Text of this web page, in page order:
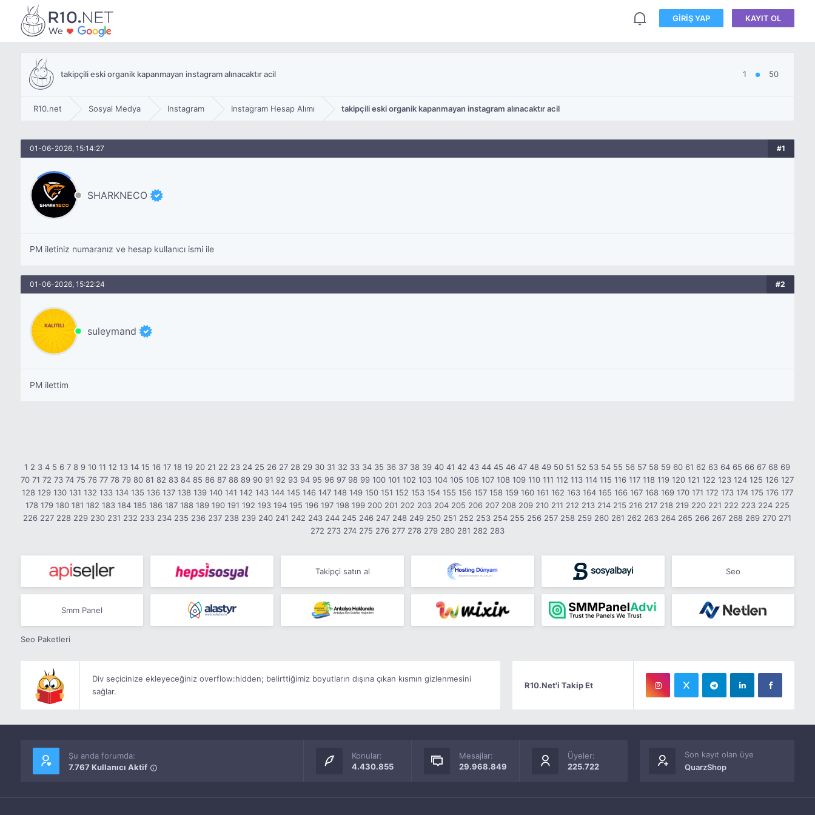
GIRIŞ YAP KAYIT OL
takipçili eski organik kapanmayan instagram alınacaktır acil 1 ● 50
R10.net Sosyal Medya Instagram Instagram Hesap Alımı takipçili eski organik kapanmayan instagram alınacaktır acil
01-06-2026, 15:14:27 #1
SHARKNECO
PM iletiniz numaranız ve hesap kullanıcı ismi ile
01-06-2026, 15:22:24 #2
suleymand
PM ilettim
1 2 3 4 5 6 7 8 9 10 11 12 13 14 15 16 17 18 19 20 21 22 23 24 25 26 27 28 29 30 31 32 33 34 35 36 37 38 39 40 41 42 43 44 45 46 47 48 49 50 51 52 53 54 55 56 57 58 59 60 61 62 63 64 65 66 67 68 69
70 71 72 73 74 75 76 77 78 79 80 81 82 83 84 85 86 87 88 89 90 91 92 93 94 95 96 97 98 99 100 101 102 103 104 105 106 107 108 109 110 111 112 113 114 115 116 117 118 119 120 121 122 123 124 125 126 127
128 129 130 131 132 133 134 135 136 137 138 139 140 141 142 143 144 145 146 147 148 149 150 151 152 153 154 155 156 157 158 159 160 161 162 163 164 165 166 167 168 169 170 171 172 173 174 175 176 177
178 179 180 181 182 183 184 185 186 187 188 189 190 191 192 193 194 195 196 197 198 199 200 201 202 203 204 205 206 207 208 209 210 211 212 213 214 215 216 217 218 219 220 221 222 223 224 225
226 227 228 229 230 231 232 233 234 235 236 237 238 239 240 241 242 243 244 245 246 247 248 249 250 251 252 253 254 255 256 257 258 259 260 261 262 263 264 265 266 267 268 269 270 271
272 273 274 275 276 277 278 279 280 281 282 283
Takipçi satın al Seo
Smm Panel
Seo Paketleri
Div seçicinize ekleyeceğinizoverflow:hidden; belirttiğimiz boyutların dışına çıkan kısmın gizlenmesini
sağlar.
R10.Net'i Takip Et
Şu anda forumda:
7.767 Kullanıcı Aktif
Konular:
4.430.855
Mesajlar:
29.968.849
Üyeler:
225.722
Son kayıt olan üye
QuarzShop